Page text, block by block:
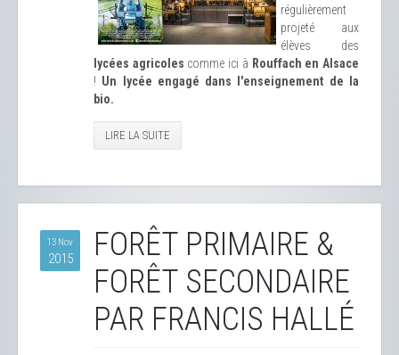
régulièrement
projeté aux
élèves des
lycées agricoles comme ici à Rouffach en Alsace
! Un lycée engagé dans l'enseignement de la
bio.
LIRE LA SUITE
13 Nov
2015
FORÊT PRIMAIRE &
FORÊT SECONDAIRE
PAR FRANCIS HALLÉ